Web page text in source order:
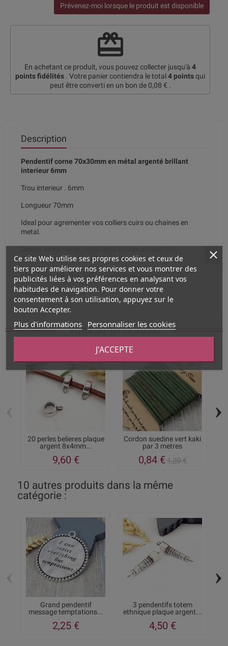
Prévenez-moi lorsque le produit est disponible
redeem
En achetant ce produit, vous pouvez collecter jusqu'à 4
points fidélités . Votre panier contiendra le total 4 pointsqui
peut être converti en un bon de 0,08 € .
Description
Pendentif corne 70x30mm en métal argenté brillant
interieur 6mm
Trou interieur . 6mm
Longueur 70mm
Ideal pour agrementer vos colliers cuirs ou chaines en
metal.
moderne.
Metal argenté ultra brillant de grande qualite
Vendu par une piece.
Vous aimerez aussi
20 perles belieres plaque
argent 8x4mm...
9,60 €
Cordon suedine vert kaki
par 3 metres
0,84 €1,20 €
›
10 autres produits dans la même
catégorie :
Grand pendentif
message temptations...
2,25 €
3 pendentifs totem
ethnique plaque argent...
4,50 €
›
Ce site Web utilise ses propres cookies et ceux de
tiers pour améliorer nos services et vous montrer des
publicités liées à vos préférences en analysant vos
habitudes de navigation. Pour donner votre
consentement à son utilisation, appuyez sur le
bouton Accepter.
Plus d'informations Personnaliser les cookies
J'ACCEPTE